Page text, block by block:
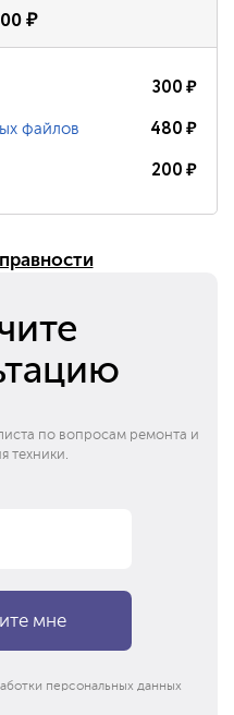
₽
300₽
файлов 480₽
200₽
по вопросам ремонта и
техники.
персональных данных